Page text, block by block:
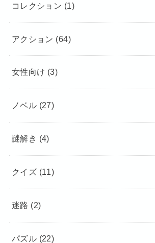
コレクション (1)
アクション (64)
女性向け (3)
ノベル (27)
謎解き (4)
クイズ (11)
迷路 (2)
パズル (22)